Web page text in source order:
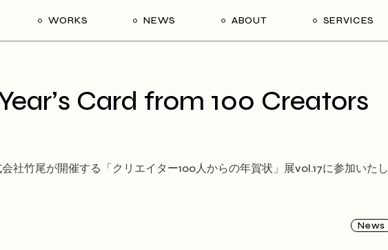
WORKS NEWS ABOUT SERVICES
Card from 100 Creators
社竹尾が開催する「クリエイター100人からの年賀状」展vol.17に参加いたし
News